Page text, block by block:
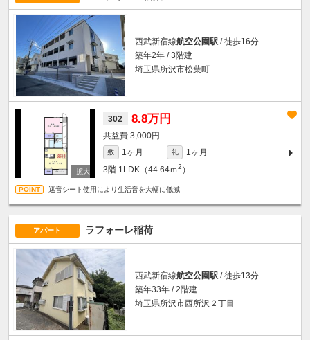
西武新宿線航空公園駅 / 徒歩16分
築年2年 / 3階建
埼玉県所沢市松葉町
302 8.8万円
3,000円
敷 1ヶ月 礼
1ヶ月
3階 1LDK（44.64ｍ2 ）
遮音シート使用により生活音を大幅に低減
アパート ラフォーレ稲荷
西武新宿線航空公園駅 / 徒歩13分
築年33年 / 2階建
埼玉県所沢市西所沢２丁目